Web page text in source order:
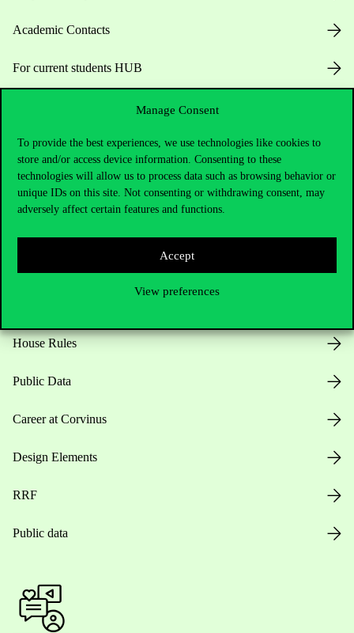
Manage Consent
To provide the best experiences, we use technologies like cookies to
store and/or access device information. Consenting to these
technologies will allow us to process data such as browsing behavior or
unique IDs on this site. Not consenting or withdrawing consent, may
adversely affect certain features and functions.
Accept
View preferences
Academic Contacts
For current students HUB
press@uni-corvinus.hu
Useful information
House Rules
Public Data
Career at Corvinus
Design Elements
RRF
Public data